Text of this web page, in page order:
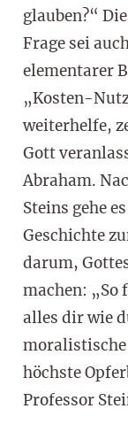
glauben?“
Frage sei
elementarer
„Kosten-
weiterhelfe,
Gott
Abraham.
Steins gehe
Geschichte
darum,
machen: „So
alles dir wie
moralistische
höchste
Professor